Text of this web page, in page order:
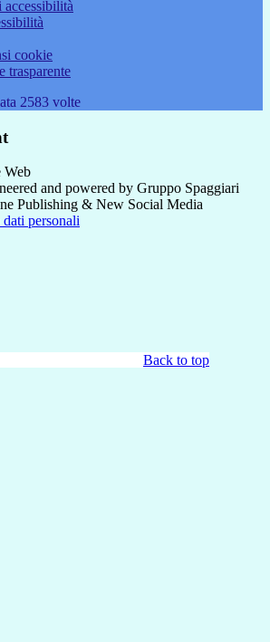
cookie
trasparente
2583 volte
and powered by Gruppo Spaggiari
Publishing & New Social Media
personali
Back to top